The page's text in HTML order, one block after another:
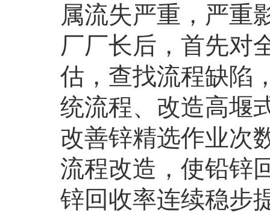
属流失严重，严重
厂厂长后，首先对
估，查找流程缺陷
统流程、改造高堰
改善锌精选作业次
流程改造，使铅锌
锌回收率连续稳步